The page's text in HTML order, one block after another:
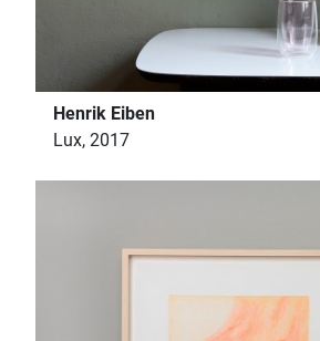
Henrik Eiben
Lux, 2017